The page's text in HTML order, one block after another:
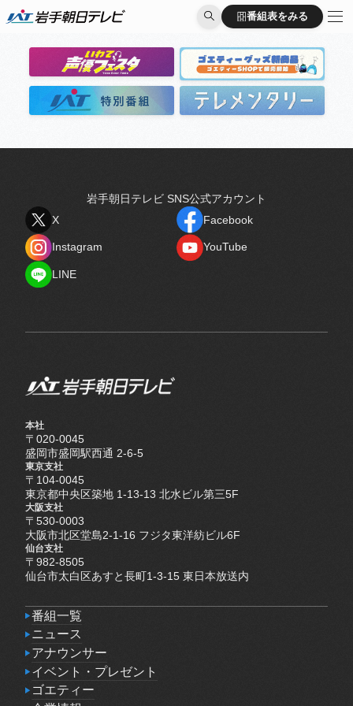
番組表をみる
番組表をみる
岩手朝日テレビ SNS公式アカウント
X
Facebook
Instagram
YouTube
LINE
本社
〒020-0045
盛岡市盛岡駅西通 2-6-5
東京支社
〒104-0045
東京都中央区築地 1-13-13 北水ビル第三5F
大阪支社
〒530-0003
大阪市北区堂島2-1-16 フジタ東洋紡ビル6F
仙台支社
〒982-8505
仙台市太白区あすと長町1-3-15 東日本放送内
番組一覧
番組一覧
ニュース
ニュース
アナウンサー
アナウンサー
イベント・プレゼント
イベント・プレゼント
ゴエティー